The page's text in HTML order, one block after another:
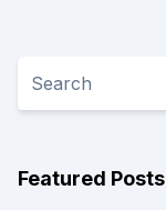
Featured Posts